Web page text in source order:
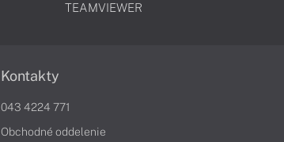
TEAMVIEWER
Kontakty
043 4224 771
Obchodné oddelenie